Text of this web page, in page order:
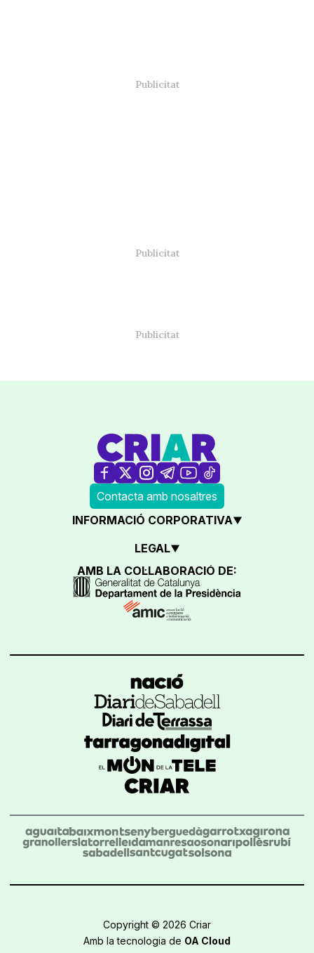
Contacta amb nosaltres
INFORMACIÓ CORPORATIVA
LEGAL
AMB LA COL·LABORACIÓ DE:
Copyright © 2026 Criar
Amb la tecnologia de OA Cloud